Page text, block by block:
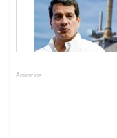
Anuncios.